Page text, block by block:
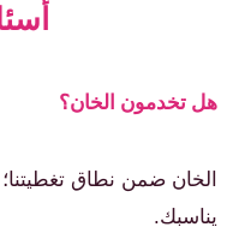
هل تخدمون الخان؟
الخان ضمن نطاق تغطيتنا؛
يناسبك.